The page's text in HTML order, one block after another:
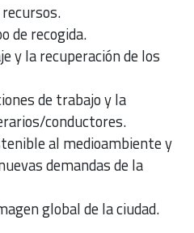
de recogida.
y la recuperación de los
de trabajo y la
conductores.
al medioambiente y
demandas de la
global de la ciudad.